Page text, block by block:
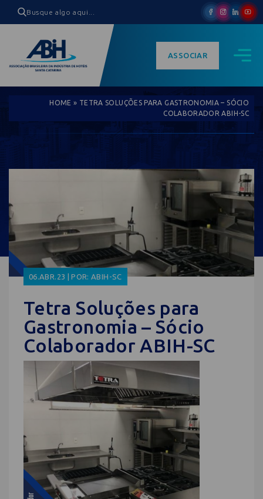
ASSOCIAR
HOME » TETRA SOLUÇÕES PARA GASTRONOMIA – SÓCIO
COLABORADOR ABIH-SC
06.ABR.23 | POR: ABIH-SC
Tetra Soluções para
Gastronomia – Sócio
Colaborador ABIH-SC